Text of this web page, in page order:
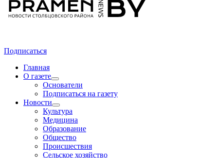
Подписаться
Главная
О газете
Основатели
Подписаться на газету
Новости
Культура
Медицина
Образование
Общество
Происшествия
Сельское хозяйство